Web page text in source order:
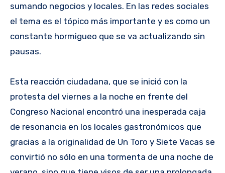
sumando negocios y locales. En las redes sociales
el tema es el tópico más importante y es como un
constante hormigueo que se va actualizando sin
pausas.
Esta reacción ciudadana, que se inició con la
protesta del viernes a la noche en frente del
Congreso Nacional encontró una inesperada caja
de resonancia en los locales gastronómicos que
gracias a la originalidad de Un Toro y Siete Vacas se
convirtió no sólo en una tormenta de una noche de